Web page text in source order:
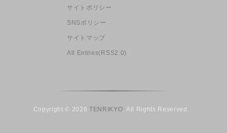
サイトポリシー
SNSポリシー
サイトマップ
All Entries(RSS2.0)
Copyright © 2026TENRIKYO. All Rights Reserved.